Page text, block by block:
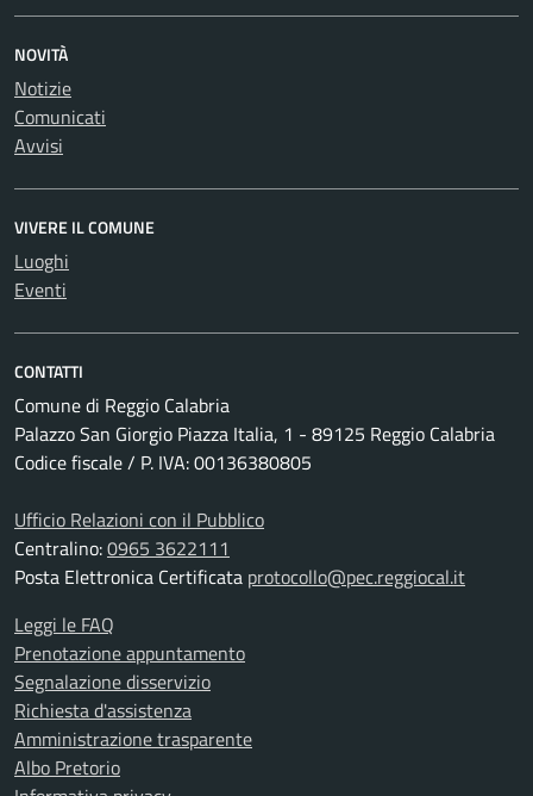
NOVITÀ
Notizie
Comunicati
Avvisi
VIVERE IL COMUNE
Luoghi
Eventi
CONTATTI
Comune di Reggio Calabria
Palazzo San Giorgio Piazza Italia, 1 - 89125 Reggio Calabria
Codice fiscale / P. IVA: 00136380805
Ufficio Relazioni con il Pubblico
Centralino:0965 3622111
Posta Elettronica Certificata protocollo@pec.reggiocal.it
Leggi le FAQ
Prenotazione appuntamento
Segnalazione disservizio
Richiesta d'assistenza
Amministrazione trasparente
Albo Pretorio